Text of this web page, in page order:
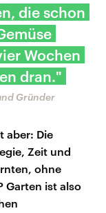
die schon
Wochen
dran."
Gründer
aber: Die
Zeit und
ohne
Garten ist also